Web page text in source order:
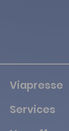
Viapresse
Services